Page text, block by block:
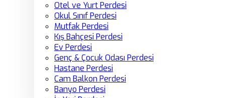
Otel ve Yurt Perdesi
Okul Sınıf Perdesi
Mutfak Perdesi
Kış Bahçesi Perdesi
Ev Perdesi
Genç & Çocuk Odası Perdesi
Hastane Perdesi
Cam Balkon Perdesi
Banyo Perdesi